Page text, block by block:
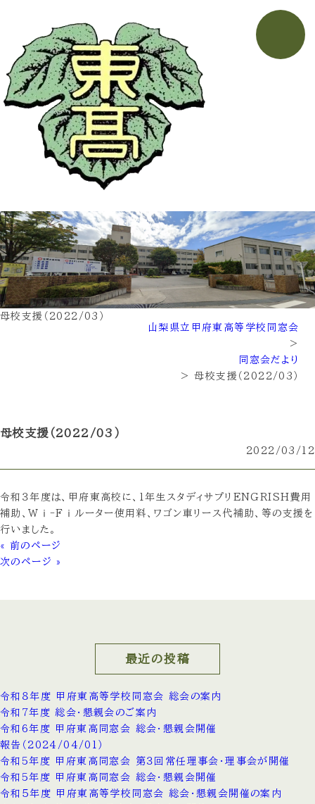
母校支援（2022/03）
山梨県立甲府東高等学校同窓会
>
同窓会だより
>母校支援（2022/03）
母校支援（2022/03）
2022/03/12
令和３年度は、甲府東高校に、1年生スタディサプリENGRISH費用
補助、Wⅰ-Fⅰルーター使用料、ワゴン車リース代補助、等の支援を
行いました。
« 前のページ
次のページ »
最近の投稿
令和８年度 甲府東高等学校同窓会 総会の案内
令和7年度 総会・懇親会のご案内
令和6年度 甲府東高同窓会 総会・懇親会開催
報告（2024/04/01）
令和5年度 甲府東高同窓会 第３回常任理事会・理事会が開催
令和5年度 甲府東高同窓会 総会・懇親会開催
令和５年度 甲府東高等学校同窓会 総会・懇親会開催の案内